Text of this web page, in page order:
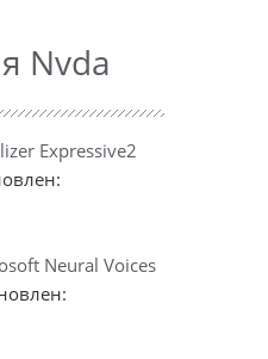
Nvda
Expressive2
Neural Voices